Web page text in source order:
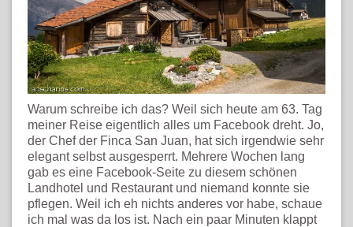
Warum schreibe ich das? Weil sich heute am 63. Tag
meiner Reise eigentlich alles um Facebook dreht. Jo,
der Chef der Finca San Juan, hat sich irgendwie sehr
elegant selbst ausgesperrt. Mehrere Wochen lang
gab es eine Facebook-Seite zu diesem schönen
Landhotel und Restaurant und niemand konnte sie
pflegen. Weil ich eh nichts anderes vor habe, schaue
ich mal was da los ist. Nach ein paar Minuten klappt